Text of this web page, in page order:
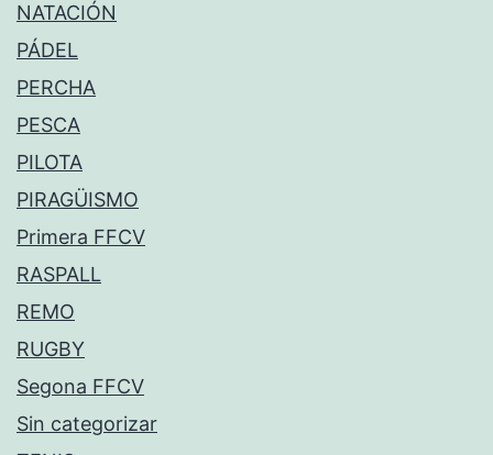
NATACIÓN
PÁDEL
PERCHA
PESCA
PILOTA
PIRAGÜISMO
Primera FFCV
RASPALL
REMO
RUGBY
Segona FFCV
Sin categorizar